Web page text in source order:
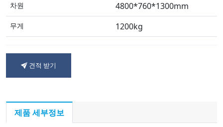
차원 4800*760*1300mm
무게 1200kg
견적 받기
제품 세부정보